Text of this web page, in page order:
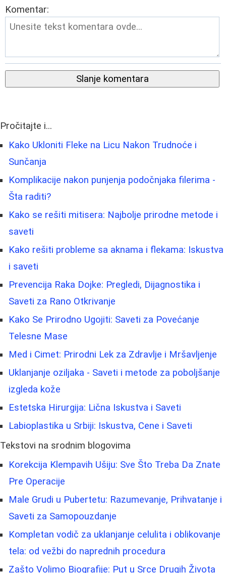
Komentar:
Slanje komentara
Pročitajte i...
Kako Ukloniti Fleke na Licu Nakon Trudnoće i
Sunčanja
Komplikacije nakon punjenja podočnjaka filerima -
Šta raditi?
Kako se rešiti mitisera: Najbolje prirodne metode i
saveti
Kako rešiti probleme sa aknama i flekama: Iskustva
i saveti
Prevencija Raka Dojke: Pregledi, Dijagnostika i
Saveti za Rano Otkrivanje
Kako Se Prirodno Ugojiti: Saveti za Povećanje
Telesne Mase
Med i Cimet: Prirodni Lek za Zdravlje i Mršavljenje
Uklanjanje oziljaka - Saveti i metode za poboljšanje
izgleda kože
Estetska Hirurgija: Lična Iskustva i Saveti
Labioplastika u Srbiji: Iskustva, Cene i Saveti
Tekstovi na srodnim blogovima
Korekcija Klempavih Ušiju: Sve Što Treba Da Znate
Pre Operacije
Male Grudi u Pubertetu: Razumevanje, Prihvatanje i
Saveti za Samopouzdanje
Kompletan vodič za uklanjanje celulita i oblikovanje
tela: od vežbi do naprednih procedura
Zašto Volimo Biografije: Put u Srce Drugih Života